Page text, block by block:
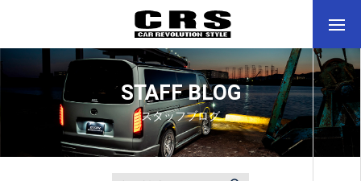
STAFF BLOG
スタッフブログ